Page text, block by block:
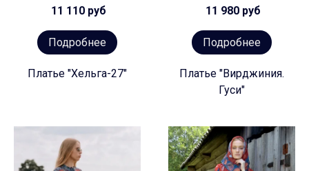
11 110 руб
Подробнее
Платье "Хельга-27"
11 980 руб
Подробнее
Платье "Вирджиния.
Гуси"